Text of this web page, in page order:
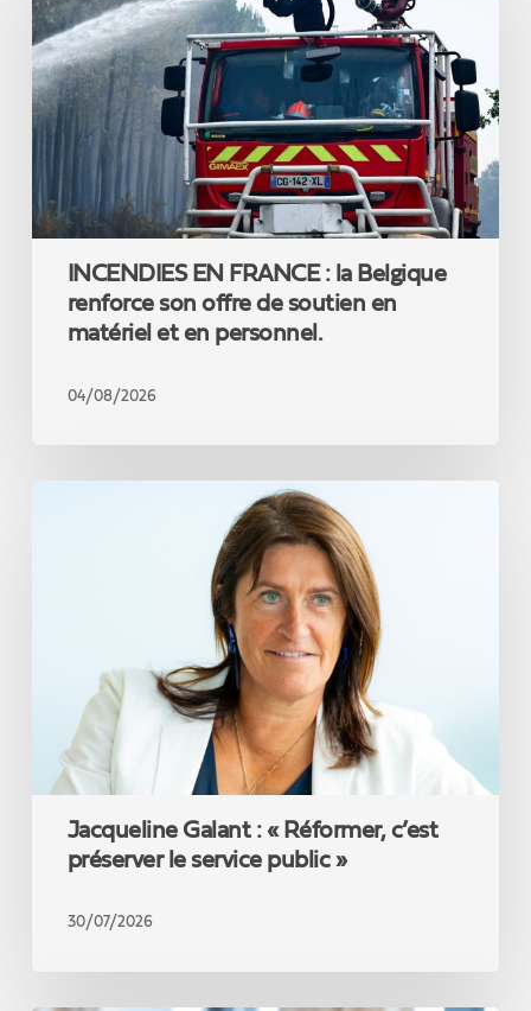
:
la
Belgique
renforce
son
soutien
en
personnel.
INCENDIES EN FRANCE : la Belgique
renforce son offre de soutien en
matériel et en personnel.
04/08/2026
service
public
Jacqueline Galant : « Réformer, c’est
préserver le service public »
30/07/2026